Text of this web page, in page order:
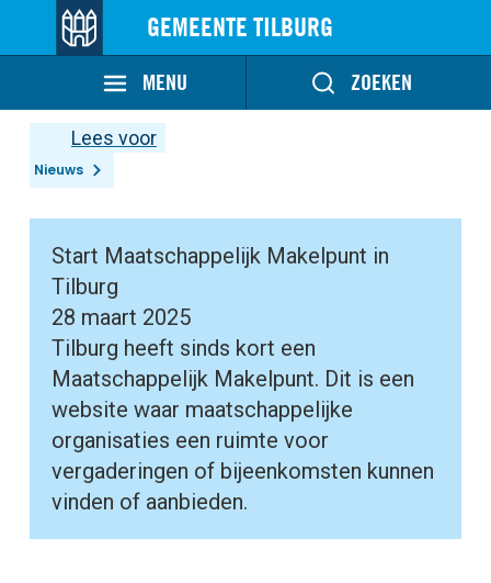
GEMEENTE TILBURG
MENU ZOEKEN
Nieuws
Lees voor
Start Maatschappelijk Makelpunt in
Tilburg
28 maart 2025
Tilburg heeft sinds kort een
Maatschappelijk Makelpunt. Dit is een
website waar maatschappelijke
organisaties een ruimte voor
vergaderingen of bijeenkomsten kunnen
vinden of aanbieden.